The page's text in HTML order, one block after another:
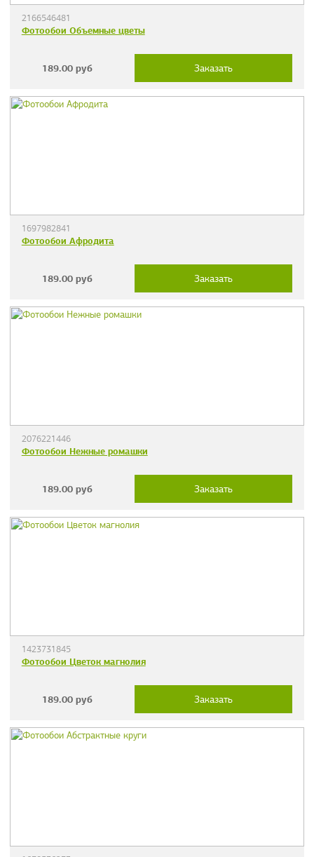
2166546481
Фотообои Объемные цветы
189.00 руб Заказать
1697982841
Фотообои Афродита
189.00 руб Заказать
2076221446
Фотообои Нежные ромашки
189.00 руб Заказать
1423731845
Фотообои Цветок магнолия
189.00 руб Заказать